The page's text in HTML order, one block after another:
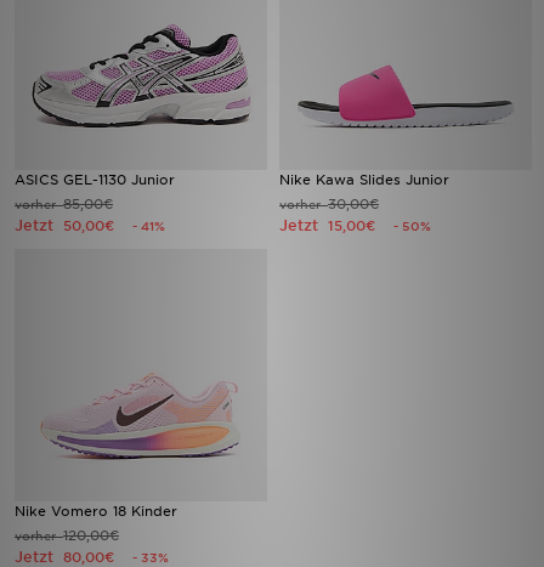
ASICS GEL-1130 Junior
vorher85,00€
Jetzt 50,00€ - 41%
Nike Kawa Slides Junior
vorher30,00€
Jetzt 15,00€ - 50%
Nike Vomero 18 Kinder
vorher120,00€
Jetzt 80,00€ - 33%